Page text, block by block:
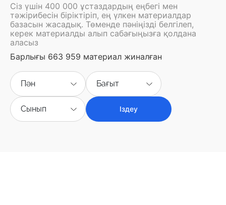
Сіз үшін 400 000 ұстаздардың еңбегі мен
тәжірибесін біріктіріп, ең үлкен материалдар
базасын жасадық. Төменде пәніңізді белгілеп,
керек материалды алып сабағыңызға қолдана
аласыз
Барлығы 663 959 материал жиналған
Пән Бағыт
Сынып Іздеу